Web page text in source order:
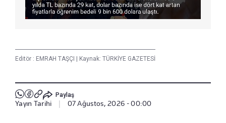
Editör : EMRAH TAŞÇI Kaynak: TÜRKİYE GAZETESİ
Paylaş
Yayın Tarihi 07 Ağustos, 2026 - 00:00